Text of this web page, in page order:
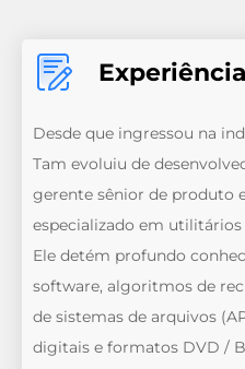
Experiência
Desde que ingressou na
Tam evoluiu de
gerente sênior de produto
especializado em
Ele detém profundo
software, algoritmos de
de sistemas de arquivos
digitais e formatos DVD /